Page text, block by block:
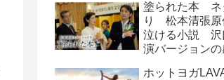
塗られた本 ネ
り 松本清張原
泣ける小説
演バージョンの
ホットヨガ